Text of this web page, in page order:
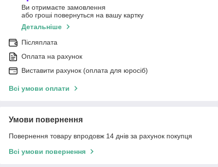
Ви отримаєте замовлення
або гроші повернуться на вашу картку
Детальніше
Післяплата
Оплата на рахунок
Виставити рахунок (оплата для юросіб)
Всі умови оплати
Умови повернення
Повернення товару впродовж 14 днів за рахунок покупця
Всі умови повернення